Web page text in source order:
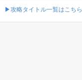
▶攻略タイトル一覧はこちら